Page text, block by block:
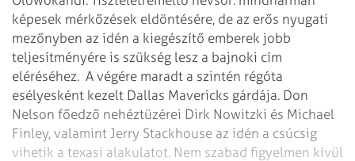
képesek mérkőzések eldöntésére, de az erős nyugati
mezőnyben az idén a kiegészítő emberek jobb
teljesítményére is szükség lesz a bajnoki cím
eléréséhez. A végére maradt a szintén régóta
esélyesként kezelt Dallas Mavericks gárdája. Don
Nelson főedző nehéztüzérei Dirk Nowitzki és Michael
Finley, valamint Jerry Stackhouse az idén a csúcsig
vihetik a texasi alakulatot. Nem szabad figyelmen kívül